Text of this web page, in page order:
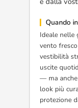
Quando
Ideale nelle
vento
vestibilità
uscite
— ma anche
look più
protezione